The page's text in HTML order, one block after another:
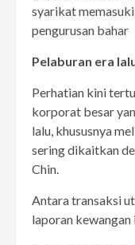
syarikat
pengurusan bahar
Pelaburan era
Perhatian kini
korporat besar
lalu, khususnya
sering dikaitkan
Chin.
Antara transaksi
laporan kewangan